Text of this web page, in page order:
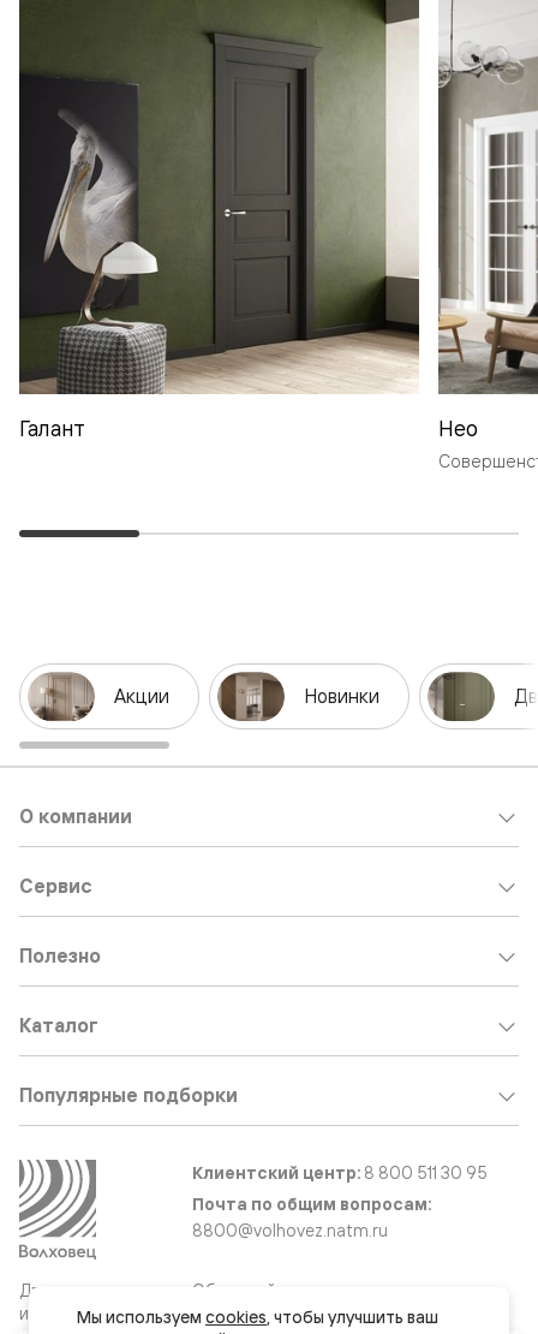
Галант Нео
Акции Новинки
Двери
и интерьерные
О компании
Сервис
Полезно
Каталог
Популярные подборки
Клиентский центр: 8 800 511 30 95
Почта по общим вопросам:
8800@volhovez.natm.ru
Обратный звонок
Мы используем cookies, чтобы улучшить ваш